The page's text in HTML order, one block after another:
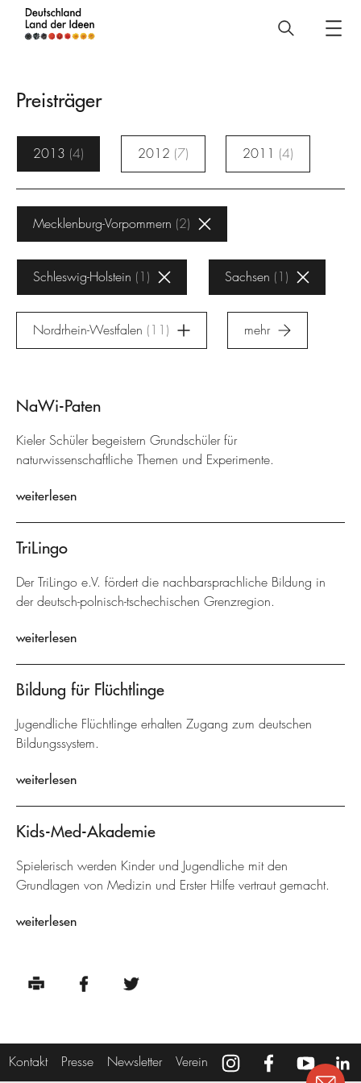
Land
Ideen
Preisträger
Preisträger
2013 4 2012 7 2011 4
Mecklenburg-Vorpommern 2
Schleswig-Holstein 1 Sachsen 1
Nordrhein-Westfalen 11 mehr
NaWi-Paten
Kieler Schüler begeistern Grundschüler für
naturwissenschaftliche Themen und Experimente.
weiterlesen
TriLingo
Der TriLingo e.V. fördert die nachbarsprachliche Bildung in
der deutsch-polnisch-tschechischen Grenzregion.
weiterlesen
Bildung für Flüchtlinge
Jugendliche Flüchtlinge erhalten Zugang zum deutschen
Bildungssystem.
weiterlesen
Kids-Med-Akademie
Spielerisch werden Kinder und Jugendliche mit den
Grundlagen von Medizin und Erster Hilfe vertraut gemacht.
weiterlesen
Kontakt Presse Newsletter Verein